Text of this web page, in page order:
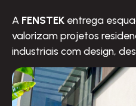
A FENSTEK entrega
valorizam projetos
industriais com design,